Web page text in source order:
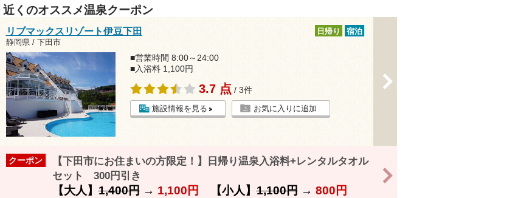
近くのオススメ温泉クーポン
リブマックスリゾート伊豆下田
静岡県 / 下田市
日帰り 宿泊
■営業時間 8:00～24:00
■入浴料 1,100円
3.7 点 / 3件
施設情報を見る お気に入りに追加
クーポン
【下田市にお住まいの方限定！】日帰り温泉入浴料+レンタルタオル
セット 300円引き
【大人】1,400円→ 1,100円 【小人】1,100円→ 800円